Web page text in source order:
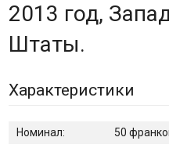
2013 год,
Штаты.
Характеристики
Номинал:
50